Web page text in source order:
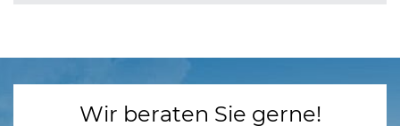
Wir beraten Sie gerne!